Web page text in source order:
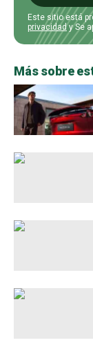
Este sitio está
privacidady Se
Más sobre